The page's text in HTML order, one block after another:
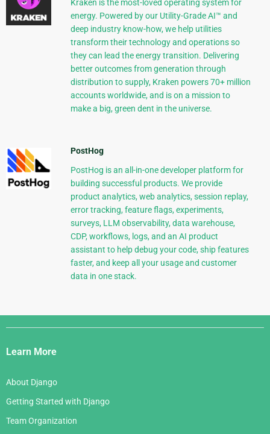
Kraken is the most-loved operating system for
energy. Powered by our Utility-Grade AI™ and
deep industry know-how, we help utilities
transform their technology and operations so
they can lead the energy transition. Delivering
better outcomes from generation through
distribution to supply, Kraken powers 70+ million
accounts worldwide, and is on a mission to
make a big, green dent in the universe.
PostHog
PostHog is an all-in-one developer platform for
building successful products. We provide
product analytics, web analytics, session replay,
error tracking, feature flags, experiments,
surveys, LLM observability, data warehouse,
CDP, workflows, logs, and an AI product
assistant to help debug your code, ship features
faster, and keep all your usage and customer
data in one stack.
Django
Links
Learn More
About Django
Getting Started with Django
Team Organization